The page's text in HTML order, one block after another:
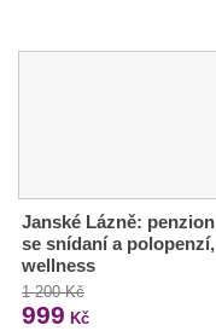
Janské Lázně: penzion
se snídaní a polopenzí,
wellness
1 200 Kč
999 Kč